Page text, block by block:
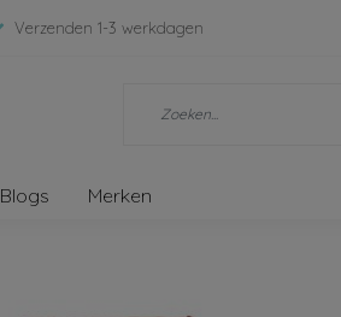
Verzenden 1-3 werkdagen
Blogs Merken